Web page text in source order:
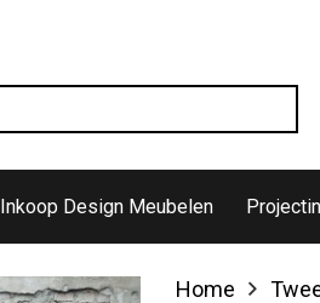
Inkoop Design Meubelen
Home